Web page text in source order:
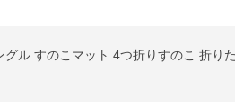
ル すのこマット 4つ折りすのこ 折り